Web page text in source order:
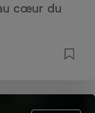
cœur du